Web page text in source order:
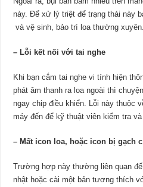
này. Để xử lý triệt để trạng thái này
và vệ sinh, bảo trì loa thường xuyên.
– Lỗi kết nối với tai nghe
Khi bạn cắm tai nghe vi tính hiện
phát âm thanh ra loa ngoài thì
ngay chip điều khiển. Lỗi này thuộc
máy đến để kỹ thuật viên kiểm tra
– Mất icon loa, hoặc icon bị gạch
Trường hợp này thường liên quan
nhật hoặc cài một bản tương thích